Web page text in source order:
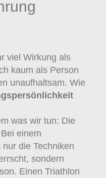
viel Wirkung als
kaum als Person
unaufhaltsam. Wie
was wir tun: Die
einem
die Techniken
sondern
Einen Triathlon